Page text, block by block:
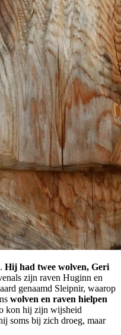
Hij had twee wolven, Geri
zijn raven Huginn en
genaamd Sleipnir, waarop
wolven en raven hielpen
kon hij zijn wijsheid
soms bij zich droeg, maar